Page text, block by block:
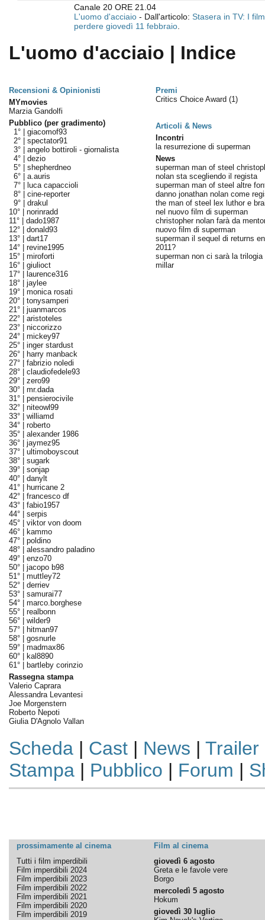
Canale 20 ORE 21.04
L'uomo d'acciaio- Dall'articolo: Stasera in TV: I
perdere giovedì 11 febbraio.
L'uomo d'acciaio | Indice
Recensioni & Opinionisti
Premi
MYmovies
Marzia Gandolfi
Pubblico (per gradimento)
1° | giacomof93
2° | spectator91
3° | angelo bottiroli - giornalista
4° | dezio
5° | shepherdneo
6° | a.auris
7° |
luca capaccioli
8° | cine-reporter
9° | drakul
10° | norinradd
11° | dado1987
12° | donald93
13° | dart17
14° | revine1995
15° | miroforti
16° | giulioct
17° |
laurence316
18° | jaylee
19° | monica rosati
20° | tonysamperi
21° | juanmarcos
22° | aristoteles
23° | niccorizzo
24° | mickey97
25° | inger stardust
26° |
harry manback
27° | fabrizio noledi
28° | claudiofedele93
29° | zero99
30° | mr.dada
31° | pensierocivile
32° | niteowl99
33° | williamd
34° | roberto
35° | alexander 1986
36° | jaymez95
37° | ultimoboyscout
38° | sugark
39° | sonjap
40° | danylt
41° |
hurricane 2
42° | francesco df
43° | fabio1957
44° | serpis
45° | viktor von doom
46° |
kammo
47° | poldino
48° | alessandro paladino
49° | enzo70
50° | jacopo b98
51° | muttley72
52° | derriev
53° | samurai77
54° | marco.borghese
55° | realbonn
56° | wilder9
57° |
hitman97
58° | gosnurle
59° | madmax86
60° |
kal8890
61° |
bartleby corinzio
Rassegna stampa
Valerio Caprara
Alessandra Levantesi
Joe Morgenstern
Roberto Nepoti
Giulia D'Agnolo Vallan
Critics Choice Award (1)
Articoli & News
Incontri
la resurrezione di superman
News
superman man of steel
nolan sta scegliendo il regista
superman man of steel altre
danno jonathan nolan come
the man of steel lex luthor e
nel nuovo film di superman
christopher nolan farà da
nuovo film di superman
superman il sequel di returns
2011?
superman non ci sarà la trilogia
millar
Scheda| Cast| News | Trailer
Stampa| Pubblico | Forum |
prossimamente al cinema
Film al cinema
Tutti i film imperdibili
Film imperdibili 2024
Film imperdibili 2023
Film imperdibili 2022
Film imperdibili 2021
Film imperdibili 2020
Film imperdibili 2019
giovedì 6 agosto
Greta e le favole vere
Borgo
mercoledì 5 agosto
Hokum
giovedì 30 luglio